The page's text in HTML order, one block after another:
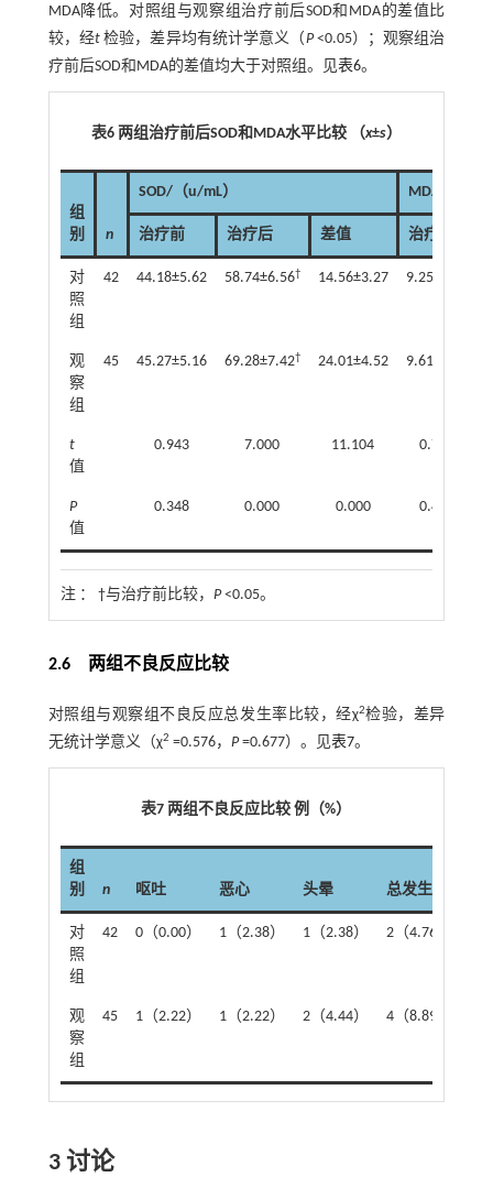
MDA降低。对照组与观察组治疗前后SOD和MDA的差值比
较，经t检验，差异均有统计学意义（ P<0.05）；观察组治
疗前后SOD和MDA的差值均大于对照组。见表6。
表6 两组治疗前后SOD和MDA水平比较 （x±s）
组
别
n
SOD/（u/mL） MDA/（
治疗前 治疗后 差值 治疗前
对
照
组
42 44.18±5.62 58.74±6.56† 14.56±3.27 9.25±2.21
观
察
组
45 45.27±5.16 69.28±7.42† 24.01±4.52 9.61±2.38
t
值
0.943 7.000 11.104 0.730
P
值
0.348 0.000 0.000 0.468
注 ： †与治疗前比较， P<0.05。
2.6 两组不良反应比较
对照组与观察组不良反应总发生率比较，经χ2检验，差异
无统计学意义（χ2 =0.576， P=0.677）。见表7。
表7 两组不良反应比较 例（%）
组
别
n 呕吐 恶心 头晕 总发生率
对
照
组
42 0（0.00） 1（2.38） 1（2.38） 2（4.76）
观
察
组
45 1（2.22） 1（2.22） 2（4.44） 4（8.89）
3 讨论